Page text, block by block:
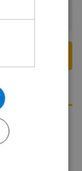
Miami Platja